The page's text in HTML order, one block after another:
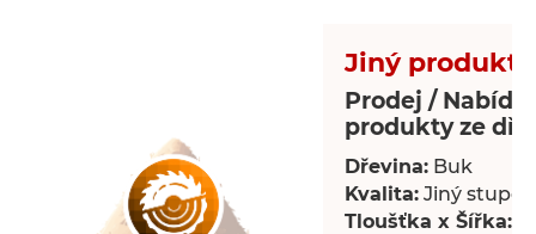
Jiný produkt
Prodej /
produkty ze
Dřevina: Buk
Kvalita: Jiný
Tloušťka x Šířka: